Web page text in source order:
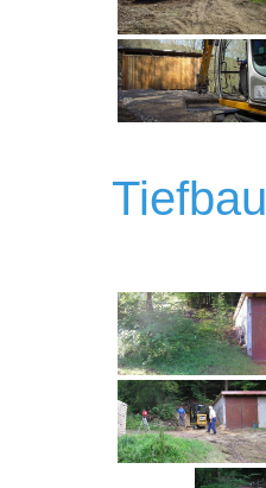
Tiefbau